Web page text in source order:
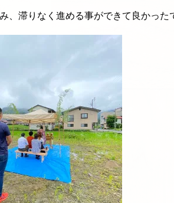
、滞りなく進める事ができて良かった